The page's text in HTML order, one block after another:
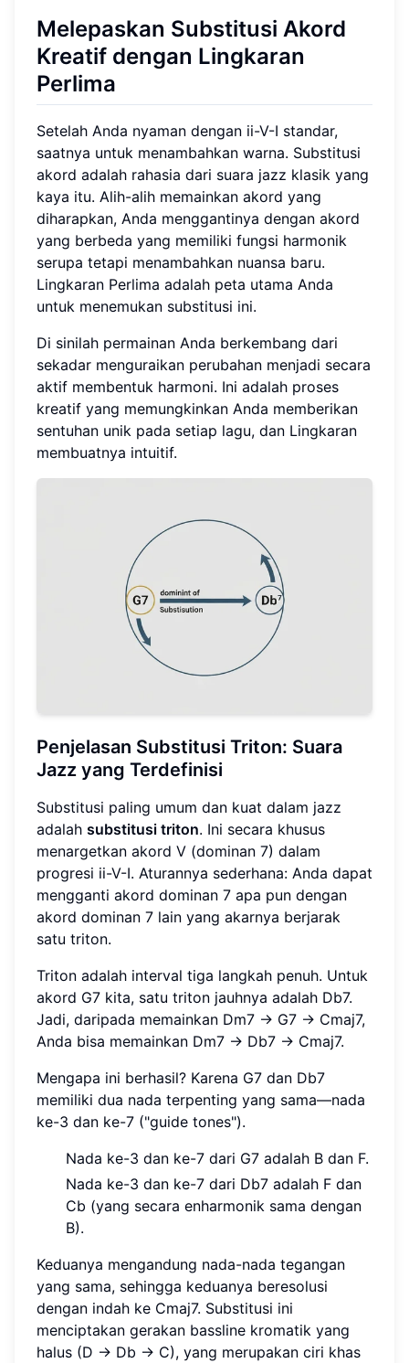
Melepaskan Substitusi Akord
Kreatif dengan Lingkaran
Perlima
Setelah Anda nyaman dengan ii-V-I standar,
saatnya untuk menambahkan warna. Substitusi
akord adalah rahasia dari suara jazz klasik yang
kaya itu. Alih-alih memainkan akord yang
diharapkan, Anda menggantinya dengan akord
yang berbeda yang memiliki fungsi harmonik
serupa tetapi menambahkan nuansa baru.
Lingkaran Perlima adalah peta utama Anda
untuk menemukan substitusi ini.
Di sinilah permainan Anda berkembang dari
sekadar menguraikan perubahan menjadi secara
aktif membentuk harmoni. Ini adalah proses
kreatif yang memungkinkan Anda memberikan
sentuhan unik pada setiap lagu, dan Lingkaran
membuatnya intuitif.
Penjelasan Substitusi Triton: Suara
Jazz yang Terdefinisi
Substitusi paling umum dan kuat dalam jazz
adalah substitusi triton. Ini secara khusus
menargetkan akord V (dominan 7) dalam
progresi ii-V-I. Aturannya sederhana: Anda dapat
mengganti akord dominan 7 apa pun dengan
akord dominan 7 lain yang akarnya berjarak
satu triton.
Triton adalah interval tiga langkah penuh. Untuk
akord G7 kita, satu triton jauhnya adalah Db7.
Jadi, daripada memainkan Dm7 → G7 → Cmaj7,
Anda bisa memainkan Dm7 → Db7 → Cmaj7.
Mengapa ini berhasil? Karena G7 dan Db7
memiliki dua nada terpenting yang sama—nada
ke-3 dan ke-7 ("guide tones").
Nada ke-3 dan ke-7 dari G7 adalah B dan F.
Nada ke-3 dan ke-7 dari Db7 adalah F dan
Cb (yang secara enharmonik sama dengan
B).
Keduanya mengandung nada-nada tegangan
yang sama, sehingga keduanya beresolusi
dengan indah ke Cmaj7. Substitusi ini
menciptakan gerakan bassline kromatik yang
halus (D → Db → C), yang merupakan ciri khas